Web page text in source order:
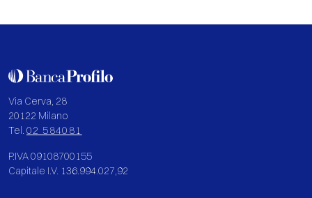
Via Cerva, 28
20122 Milano
Tel. 02 584081
P.IVA 09108700155
Capitale I.V. 136.994.027,92